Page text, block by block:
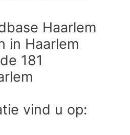
Haarlem
in Haarlem
181
vind u op: